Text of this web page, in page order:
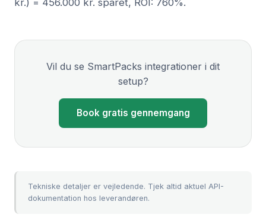
kr.) = 456.000 kr. sparet, ROI: 760%.
Vil du se SmartPacks integrationer i dit
setup?
Book gratis gennemgang
Tekniske detaljer er vejledende. Tjek altid aktuel API-
dokumentation hos leverandøren.